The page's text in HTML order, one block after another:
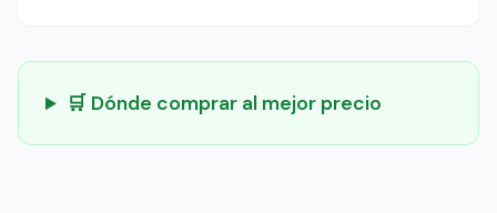
🛒 Dónde comprar al mejor precio